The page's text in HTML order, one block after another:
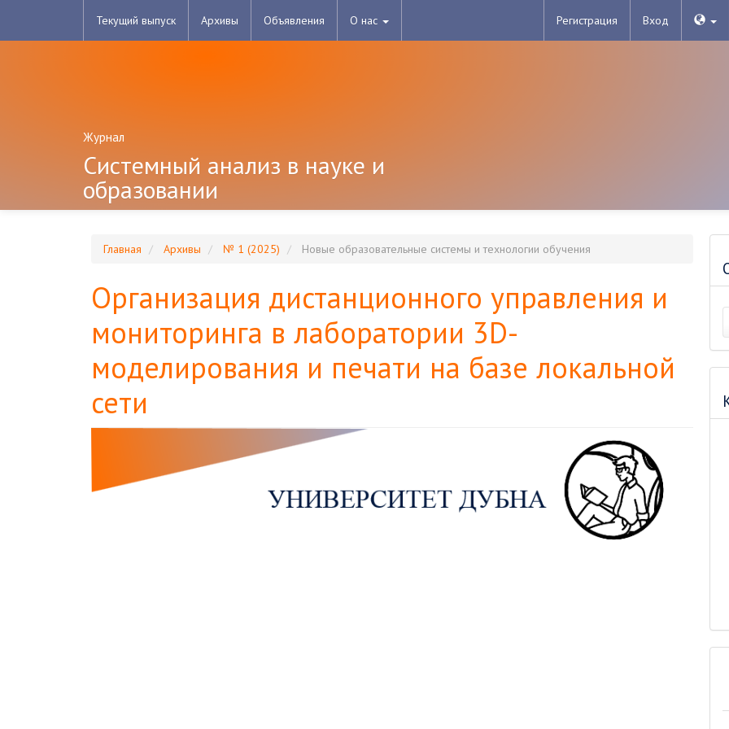
навигационная
панель
Текущий выпуск Архивы Объявления О нас Регистрация Вход
Журнал
Системный анализ в науке и
образовании
Главная Архивы № 1 (2025) Новые образовательные системы и технологии обучения
Организация дистанционного управления и
мониторинга в лаборатории 3D-
моделирования и печати на базе локальной
сети
Боковая
панель
статьи